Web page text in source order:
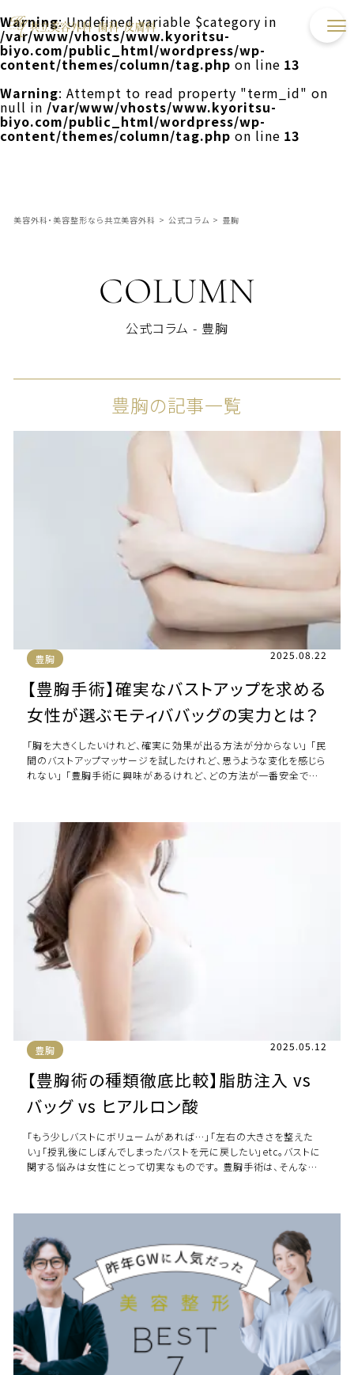
Warning: Undefined variable $category in
/var/www/vhosts/www.kyoritsu-
biyo.com/public_html/wordpress/wp-
content/themes/column/tag.php on line 13
Warning: Attempt to read property "term_id" on
null in /var/www/vhosts/www.kyoritsu-
biyo.com/public_html/wordpress/wp-
content/themes/column/tag.php on line 13
美容外科・美容整形なら共立美容外科 > 公式コラム > 豊胸
COLUMN
公式コラム - 豊胸
豊胸の記事一覧
豊胸 2025.08.22
【豊胸手術】確実なバストアップを求める
女性が選ぶモティババッグの実力とは？
「胸を大きくしたいけれど、確実に効果が出る方法が分からない」 「民
間のバストアップマッサージを試したけれど、思うような変化を感じら
れない」 「豊胸手術に興味があるけれど、どの方法が一番安全で自
豊胸 2025.05.12
【豊胸術の種類徹底比較】脂肪注入 vs
バッグ vs ヒアルロン酸
「もう少しバストにボリュームがあれば…」「左右の大きさを整えた
い」「授乳後にしぼんでしまったバストを元に戻したい」etc。バストに
関する悩みは女性にとって切実なものです。 豊胸手術は、そんな悩